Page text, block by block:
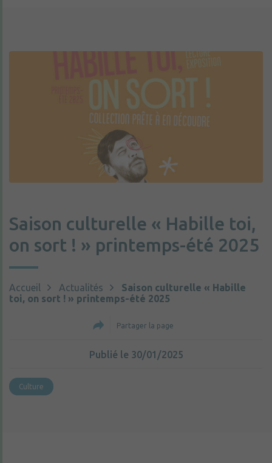
Saison culturelle « Habille toi,
on sort ! » printemps-été 2025
Accueil Actualités
Saison culturelle « Habille
toi, on sort ! » printemps-été 2025
Partager la page
Publié le 30/01/2025
Culture